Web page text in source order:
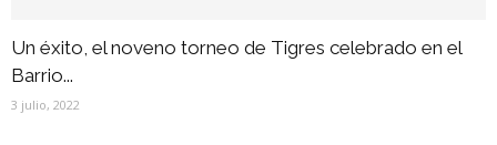
Un éxito, el noveno torneo de Tigres celebrado en el
Barrio...
3 julio, 2022